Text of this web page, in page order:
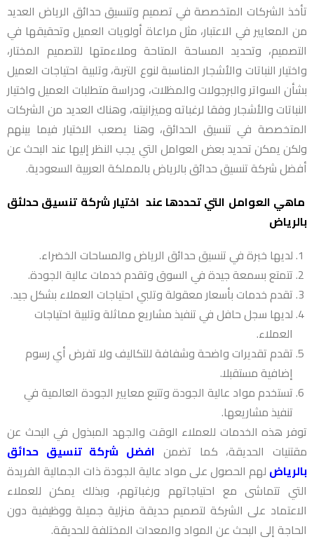
تأخذ الشركات المتخصصة في تصميم وتنسيق حدائق الرياض العديد
من المعايير في الاعتبار، مثل مراعاة أولويات العميل وتحقيقها في
التصميم، وتحديد المساحة المتاحة وملاءمتها للتصميم المختار،
واختيار النباتات والأشجار المناسبة لنوع التربة، وتلبية احتياجات العميل
بشأن السواتر والبرجولات والمظلات، ودراسة متطلبات العميل واختيار
النباتات والأشجار وفقا لرغباته وميزانيته، وهناك العديد من الشركات
المتخصصة في تنسيق الحدائق، وهنا يصعب الاختيار فيما بينهم
ولكن يمكن تحديد بعض العوامل التي يجب النظر إليها عند البحث عن
أفضل شركة تنسيق حدائق بالرياض بالمملكة العربية السعودية.
ماهي العوامل التي تحددها عند اختيار شركة تنسيق حدلئق
بالرياض
لديها خبرة في تنسيق حدائق الرياض والمساحات الخضراء.
تتمتع بسمعة جيدة في السوق وتقدم خدمات عالية الجودة.
تقدم خدمات بأسعار معقولة وتلبي احتياجات العملاء بشكل جيد.
لديها سجل حافل في تنفيذ مشاريع مماثلة وتلبية احتياجات
العملاء.
تقدم تقديرات واضحة وشفافة للتكاليف ولا تفرض أي رسوم
إضافية مستقبلا.
تستخدم مواد عالية الجودة وتتبع معايير الجودة العالمية في
تنفيذ مشاريعها.
توفر هذه الخدمات للعملاء الوقت والجهد المبذول في البحث عن
مقتنيات الحديقة، كما تضمن افضل شركة تنسيق حدائق
بالرياض لهم الحصول على مواد عالية الجودة ذات الجمالية الفريدة
التي تتماشى مع احتياجاتهم ورغباتهم، وبذلك يمكن للعملاء
الاعتماد على الشركة لتصميم حديقة منزلية جميلة ووظيفية دون
الحاجة إلى البحث عن المواد والمعدات المختلفة للحديقة.